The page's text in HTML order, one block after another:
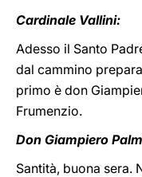
Cardinale Vallini:
Adesso il Santo
dal cammino
primo è don
Frumenzio.
Don Giampiero
Santità, buona sera.